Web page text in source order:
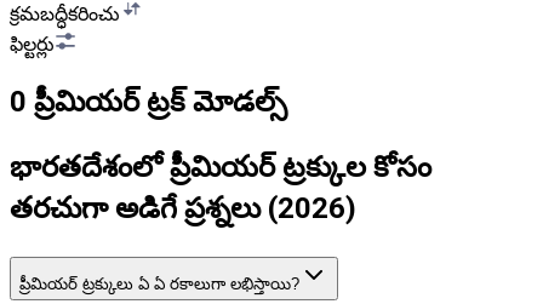
నాణ్యత, అధిక పేలోడ్, ఇంధన సామర్థ్యం మరియు విస్తృత సేవా సపోర్టు కోసం
పరిచితమైనవి.
లైనప్‌లోdumper,cargo,mini,trailer,pickup
డెలివరీ, ఇ-కామర్స్ లాజిస్టిక్‌లు, FMCG పంపిణీ, నిర్మాణ సామగ్రి రవాణా,
ఉపయోగించబడతాయి. CMV360 మీకు మోడళ్లను సరిపోల్చడానికి, వివరణాత్మక
విశేషాలను తనిఖీ చేయడానికి మరియు భారతదేశంలో సరికొత్త ప్రీమియర్ ట్రక్
ధరలను కనుగొనడానికి సహాయ చేస్తుంది, ఒకే చోట.
భారతదేశంలో టాప్ ప్రీమియర్ ట్రక్కులు 2026
క్రమబద్ధీకరించు
ఫిల్టర్లు
0 ప్రీమియర్ ట్రక్ మోడల్స్
భారతదేశంలో ప్రీమియర్ ట్రక్కుల కోసం
తరచుగా అడిగే ప్రశ్నలు (2026)
ప్రీమియర్ ట్రక్కులు ఏ ఏ రకాలుగా లభిస్తాయి?